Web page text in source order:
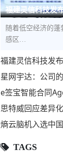
福建灵信科技发
随着低空经济的
感区…
福建灵信科技发
星网宇达：公司
e签宝智能合同
思特威回应差异
熵云脑机入选中
TAGS